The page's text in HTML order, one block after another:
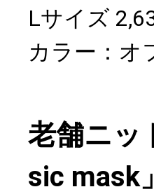
Lサイズ
カラー：オ
老舗ニッ
sic mask」